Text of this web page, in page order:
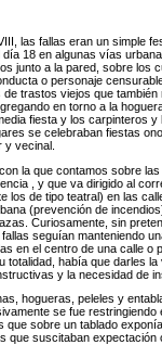
las fallas eran un simple
18 en algunas vías
junto a la pared, sobre los
o personaje
trastos viejos que
en torno a la
fiesta y los carpinteros
se celebraban fiestas
y vecinal.
la que contamos sobre
, y que va dirigido al
los de tipo teatral) en las
(prevención de
Curiosamente, sin
seguían manteniendo
en el centro de una calle
totalidad, había que darles
y la necesidad de
hogueras, peleles y
se fue
que sobre un tablado
que suscitaban